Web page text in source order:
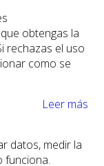
obtengas la
rechazas el uso
como se
Leer más
datos, medir la
funciona.